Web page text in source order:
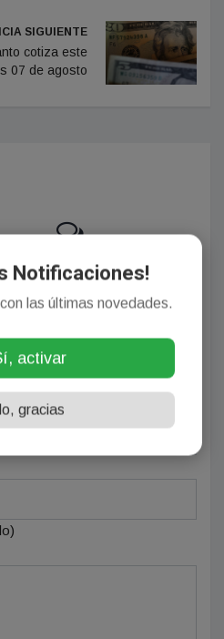
SIGUIENTE
cotiza este
07 de agosto
en comentar este artículo.
Notificaciones!
las últimas novedades.
activar
gracias